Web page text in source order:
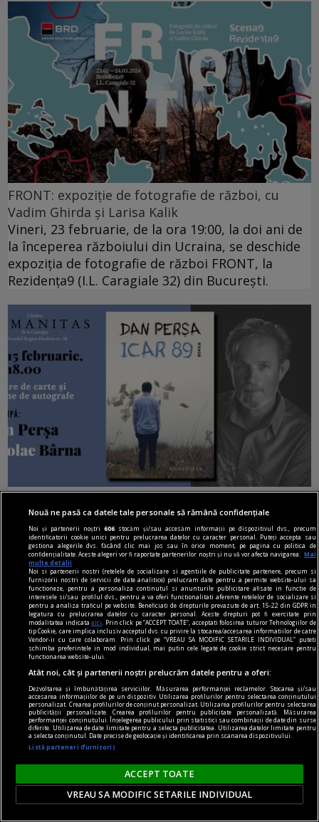
FRONT: expoziție de fotografie de război, cu
Vadim Ghirda și Larisa Kalik
Vineri, 23 februarie, de la ora 19:00, la doi ani de
la începerea războiului din Ucraina, se deschide
expoziția de fotografie de război FRONT, la
Rezidența9 (I.L. Caragiale 32) din București.
Lansare de carte și sesiune de autografe – Dan
Perșa, Icar 89
Vă invităm joi, 15 februarie, de la ora 18, la
Librăria Humanitas de la Cişmigiu (bd. Regina
Elisabeta nr. 38), la o întâlnire cu Dan Perșa,
autorul romanului Icar 89, publicat în colecția de
literatură contemporană a Editurii Humanitas.
Nouă ne pasă ca datele tale personale să rămână confidențiale
Noi și partenerii noștri606 stocăm și/sau accesăm informații pe dispozitivul dvs., precum
identificatorii cookie unici pentru prelucrarea datelor cu caracter personal. Puteți accepta sau
gestiona alegerile dvs. făcând clic mai jos sau în orice moment, pe pagina cu politica de
confidențialitate. Aceste alegeri vor fi raportate partenerilor noștri și nu vă vor afecta navigarea.
Mai
multe detalii
Noi si partenerii nostri (retelele de socializare si agentiile de publicitate partenere, precum si
furnizorii nostri de servicii de date analitice) prelucram date pentru a permite website-ului sa
functioneze, pentru a personaliza continutul si anunturile publicitare afisate in functie de
interesele si/sau profilul dvs., pentru a va oferi functionalitati aferente retelelor de socializare si
pentru a analiza traficul pe website. Beneficiati de drepturile prevazute de art. 15-22 din GDPR in
legatura cu prelucrarea datelor cu caracter personal. Aceste drepturi pot fi exercitate prin
modalitatea indicataaici
. Prin click pe “ACCEPT TOATE”, acceptati folosirea tuturor Tehnologiilor de
tip Cookie, care implica inclusiv acceptul dvs. cu privire la stocarea/accesarea informatiilor de catre
Vendor-ii cu care colaboram. Prin click pe “VREAU SA MODIFIC SETARILE INDIVIDUAL” puteti
schimba preferintele in mod individual, mai putin cele legate de cookie strict necesare pentru
functionarea website-ului.
Atât noi, cât și partenerii noștri prelucrăm datele pentru a oferi:
Dezvoltarea și îmbunătățirea serviciilor. Măsurarea performanței reclamelor. Stocarea și/sau
accesarea informațiilor de pe un dispozitiv. Utilizarea profilurilor pentru selectarea conținutului
personalizat. Crearea profilurilor de conținut personalizat. Utilizarea profilurilor pentru selectarea
publicității personalizate. Crearea profilurilor pentru publicitate personalizată. Măsurarea
performanței conținutului. Înțelegerea publicului prin statistici sau combinații de date din surse
diferite. Utilizarea de date limitate pentru a selecta publicitatea. Utilizarea datelor limitate pentru
a selecta conținutul. Date precise de geolocație și identificarea prin scanarea dispozitivului.
Listă parteneri (furnizori)
ACCEPT TOATE
VREAU SA MODIFIC SETARILE INDIVIDUAL